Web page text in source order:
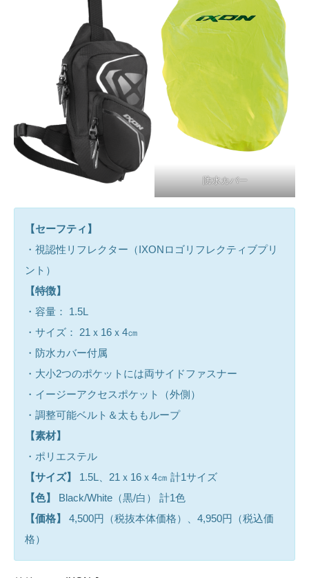
防水カバー
【セーフティ】
・視認性リフレクター（IXONロゴリフレクティブプリ
ント）
【特徴】
・容量： 1.5L
・サイズ： 21ｘ16ｘ4㎝
・防水カバー付属
・大小2つのポケットには両サイドファスナー
・イージーアクセスポケット（外側）
・調整可能ベルト＆太ももループ
【素材】
・ポリエステル
【サイズ】
1.5L、21ｘ16ｘ4㎝ 計1サイズ
【色】
Black/White（黒/白） 計1色
【価格】
4,500円（税抜本体価格）、4,950円（税込価
格）